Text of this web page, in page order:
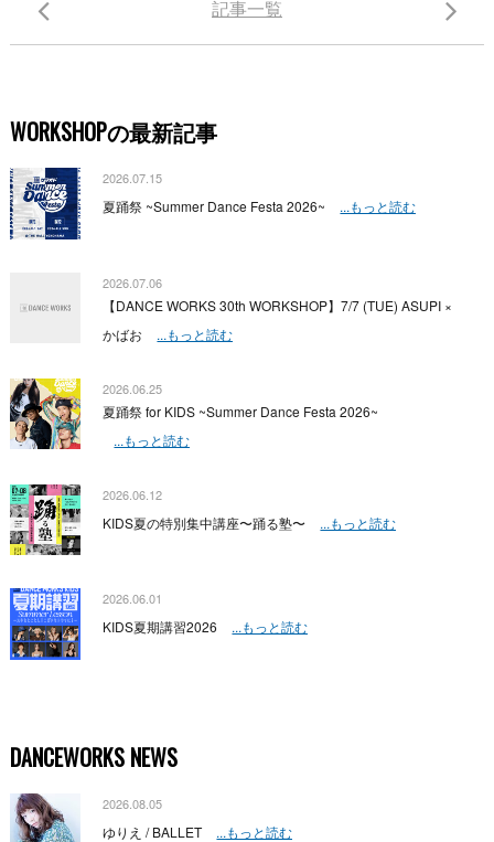
記事一覧
WORKSHOPの最新記事
2026.07.15
夏踊祭 ~Summer Dance Festa 2026~ ...もっと読む
2026.07.06
【DANCE WORKS 30th WORKSHOP】7/7 (TUE) ASUPI ×
かばお
...もっと読む
2026.06.25
夏踊祭 for KIDS ~Summer Dance Festa 2026~
...もっと読む
2026.06.12
KIDS夏の特別集中講座〜踊る塾〜 ...もっと読む
2026.06.01
KIDS夏期講習2026 ...もっと読む
DANCEWORKS NEWS
2026.08.05
ゆりえ / BALLET ...もっと読む